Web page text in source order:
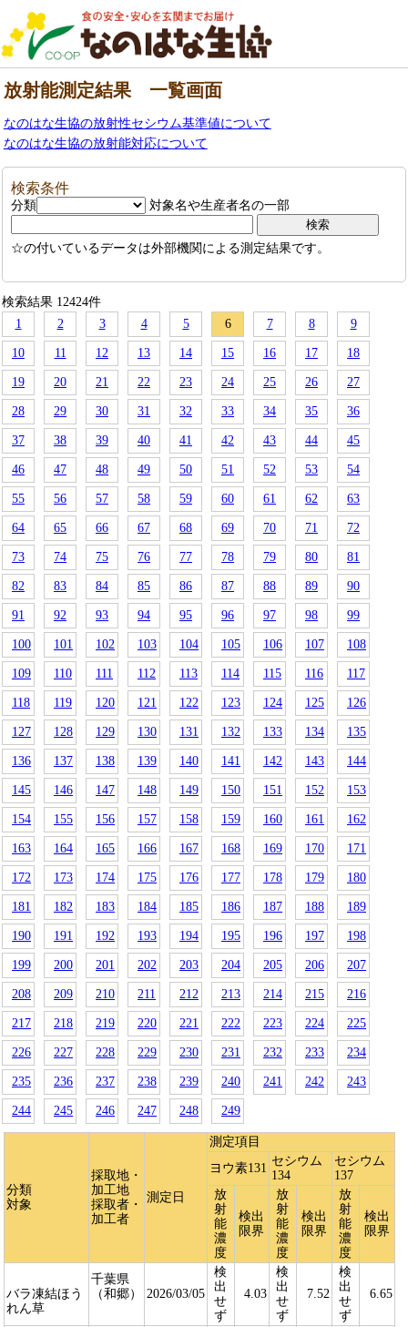
放射能測定結果 一覧画面
なのはな生協の放射性セシウム基準値について
なのはな生協の放射能対応について
検索条件
分類 対象名や生産者名の一部
☆の付いているデータは外部機関による測定結果です。
検索結果 12424件
1
2 3 4 5 6 7 8 9
10 11 12 13 14 15 16 17 18
19 20 21 22 23 24 25 26 27
28 29 30 31 32 33 34 35 36
37 38 39 40 41 42 43 44 45
46 47 48 49 50 51 52 53 54
55 56 57 58 59 60 61 62 63
64 65 66 67 68 69 70 71 72
73 74 75 76 77 78 79 80 81
82 83 84 85 86 87 88 89 90
91 92 93 94 95 96 97 98 99
100 101 102 103 104 105 106 107 108
109 110 111 112 113 114 115 116 117
118 119 120 121 122 123 124 125 126
127 128 129 130 131 132 133 134 135
136 137 138 139 140 141 142 143 144
145 146 147 148 149 150 151 152 153
154 155 156 157 158 159 160 161 162
163 164 165 166 167 168 169 170 171
172 173 174 175 176 177 178 179 180
181 182 183 184 185 186 187 188 189
190 191 192 193 194 195 196 197 198
199 200 201 202 203 204 205 206 207
208 209 210 211 212 213 214 215 216
217 218 219 220 221 222 223 224 225
226 227 228 229 230 231 232 233 234
235 236 237 238 239 240 241 242 243
244 245 246 247 248 249
分類
対象
採取地・
加工地
採取者・
加工者
測定日
測定項目
ヨウ素131
セシウム
134
セシウム
137
放
射
能
濃
度
検出
限界
放
射
能
濃
度
検出
限界
放
射
能
濃
度
検出
限界
バラ凍結ほう
れん草
千葉県
（和郷）
2026/03/05
検
出
せ
ず
4.03
検
出
せ
ず
7.52
検
出
せ
ず
6.65